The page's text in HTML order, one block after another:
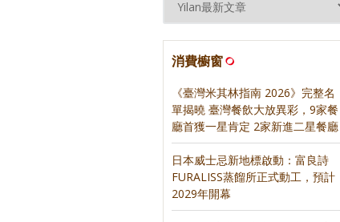
消費櫥窗
《臺灣米其林指南 2026》完整名
單揭曉 臺灣餐飲大放異彩，9家餐
廳首獲一星肯定 2家新進二星餐廳
日本威士忌新地標啟動：富良詩
FURALISS蒸餾所正式動工，預計
2029年開幕